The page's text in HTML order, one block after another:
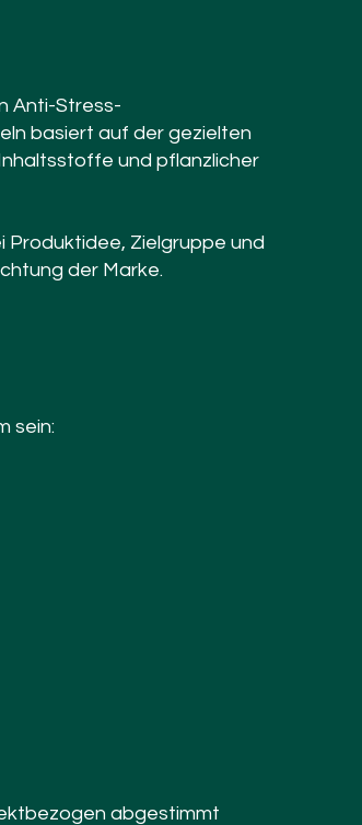
Anti-Stress-
basiert auf der gezielten
und pflanzlicher
Produktidee, Zielgruppe und
der Marke.
sein:
abgestimmt